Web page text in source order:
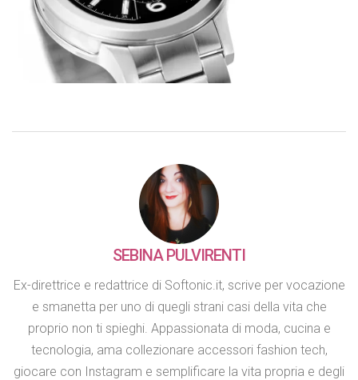
SEBINA PULVIRENTI
Ex-direttrice e redattrice di Softonic.it, scrive per vocazione
e smanetta per uno di quegli strani casi della vita che
proprio non ti spieghi. Appassionata di moda, cucina e
tecnologia, ama collezionare accessori fashion tech,
giocare con Instagram e semplificare la vita propria e degli